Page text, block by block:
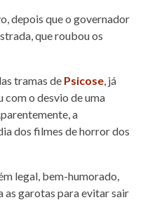
depois que o governador
que roubou os
tramas de Psicose , já
o desvio de uma
a
dos filmes de horror dos
legal, bem-humorado,
as garotas para evitar sair